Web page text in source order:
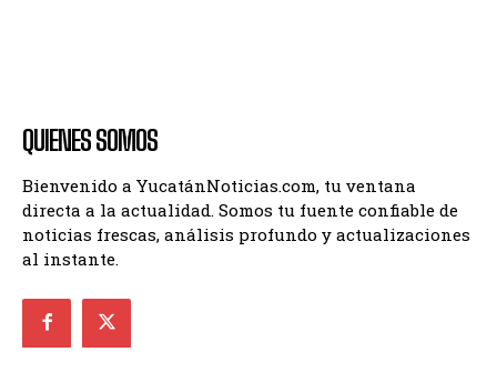
QUIENES SOMOS
Bienvenido a YucatánNoticias.com, tu ventana
directa a la actualidad. Somos tu fuente confiable de
noticias frescas, análisis profundo y actualizaciones
al instante.